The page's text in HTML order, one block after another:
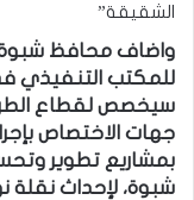
الشقيقة”
واضاف محافظ شبوة
للمكتب التنفيذي
سيخصص لقطاع
جهات الاختصاص
بمشاريع تطوير
شبوة، لإحداث نقلة